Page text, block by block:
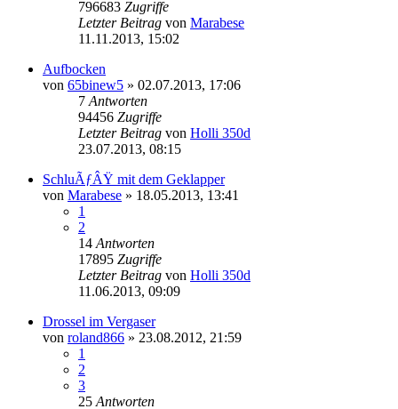
796683 Zugriffe
Letzter Beitrag von Marabese
11.11.2013, 15:02
Aufbocken
von 65binew5 » 02.07.2013, 17:06
7 Antworten
94456 Zugriffe
Letzter Beitrag von Holli 350d
23.07.2013, 08:15
SchluÃƒÂŸ mit dem Geklapper
von Marabese » 18.05.2013, 13:41
1
2
14 Antworten
17895 Zugriffe
Letzter Beitrag von Holli 350d
11.06.2013, 09:09
Drossel im Vergaser
von roland866 » 23.08.2012, 21:59
1
2
3
25 Antworten